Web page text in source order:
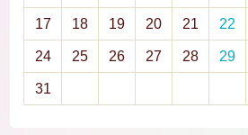
17 18 19 20 21 22
24 25 26 27 28 29
31